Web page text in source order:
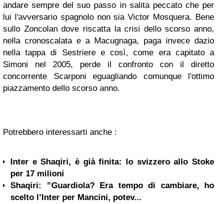
andare sempre del suo passo in salita peccato che per
lui l'avversario spagnolo non sia Victor Mosquera. Bene
sullo Zoncolan dove riscatta la crisi dello scorso anno,
nella cronoscalata e a Macugnaga, paga invece dazio
nella tappa di Sestriere e così, come era capitato a
Simoni nel 2005, perde il confronto con il diretto
concorrente Scarponi eguagliando comunque l'ottimo
piazzamento dello scorso anno.
Potrebbero interessarti anche :
Inter e Shaqiri, è già finita: lo svizzero allo Stoke
per 17 milioni
Shaqiri: ”Guardiola? Era tempo di cambiare, ho
scelto l’Inter per Mancini, potev...